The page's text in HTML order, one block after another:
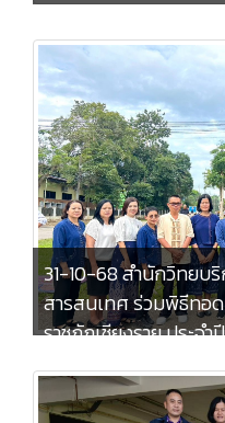
31-10-68 สำนักวิทยบริ
สารสนเทศ ร่วมพิธีทอ
ราชภัฏเชียงราย ประจำ